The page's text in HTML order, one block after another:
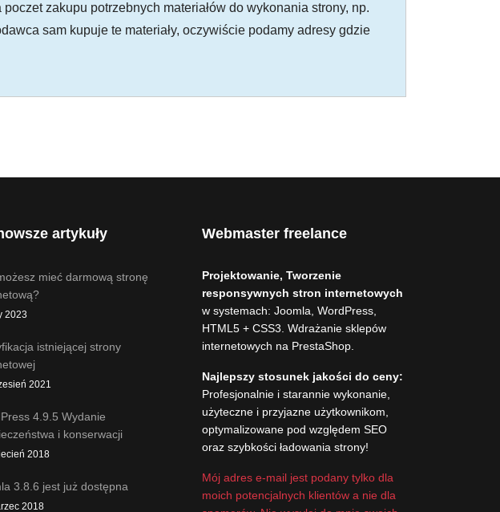
zakupu potrzebnych materiałów do wykonania strony, np.
sam kupuje te materiały, oczywiście podamy adresy gdzie
artykuły
mieć darmową stronę
2023
istniejącej strony
2021
4.9.5 Wydanie
i konserwacji
2018
3.8.6 jest już dostępna
2018
Webmaster freelance
Projektowanie, Tworzenie
responsywnych stron internetowych
w systemach: Joomla, WordPress,
HTML5 + CSS3. Wdrażanie sklepów
internetowych na PrestaShop.
Najlepszy stosunek jakości do ceny:
Profesjonalnie i starannie wykonanie,
użyteczne i przyjazne użytkownikom,
optymalizowane pod względem SEO
oraz szybkości ładowania strony!
Mój adres e-mail jest podany tylko dla
moich potencjalnych klientów a nie dla